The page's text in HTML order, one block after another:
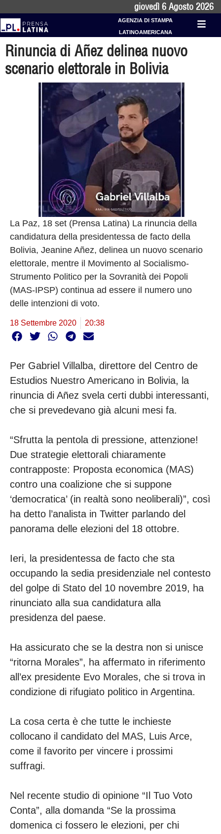
giovedì 6 Agosto 2026
AGENZIA DI STAMPA
LATINOAMERICANA
Rinuncia di Añez delinea nuovo
scenario elettorale in Bolivia
La Paz, 18 set (Prensa Latina) La rinuncia della
candidatura della presidentessa de facto della
Bolivia, Jeanine Añez, delinea un nuovo scenario
elettorale, mentre il Movimento al Socialismo-
Strumento Politico per la Sovranità dei Popoli
(MAS-IPSP) continua ad essere il numero uno
delle intenzioni di voto.
18 Settembre 2020 20:38
Per Gabriel Villalba, direttore del Centro de
Estudios Nuestro Americano in Bolivia, la
rinuncia di Añez svela certi dubbi interessanti,
che si prevedevano già alcuni mesi fa.
“Sfrutta la pentola di pressione, attenzione!
Due strategie elettorali chiaramente
contrapposte: Proposta economica (MAS)
contro una coalizione che si suppone
‘democratica’ (in realtà sono neoliberali)”, così
ha detto l’analista in Twitter parlando del
panorama delle elezioni del 18 ottobre.
Ieri, la presidentessa de facto che sta
occupando la sedia presidenziale nel contesto
del golpe di Stato del 10 novembre 2019, ha
rinunciato alla sua candidatura alla
presidenza del paese.
Ha assicurato che se la destra non si unisce
“ritorna Morales”, ha affermato in riferimento
all’ex presidente Evo Morales, che si trova in
condizione di rifugiato politico in Argentina.
La cosa certa è che tutte le inchieste
collocano il candidato del MAS, Luis Arce,
come il favorito per vincere i prossimi
suffragi.
Nel recente studio di opinione “Il Tuo Voto
Conta”, alla domanda “Se la prossima
domenica ci fossero le elezioni, per chi